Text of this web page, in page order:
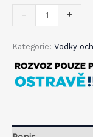
-
Air
Lime’n’Mint
Vodka
množství
+
Kategorie: Vodky